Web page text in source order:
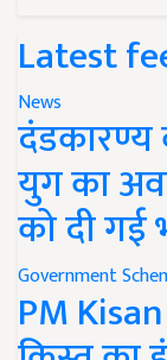
Latest
News
दंडकारण्य
युग का
को दी गई
Government
PM